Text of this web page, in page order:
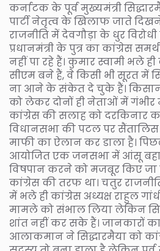
कर्नाटक के पूर्व मुख्यमंत्री
पार्टी नेतृत्व के खिलाफ जाते
राजनीति में देवगौड़ा के धुर विरोधी
प्रधानमंत्री के पुत्र का कांग्रेस
नहीं पा रहे हैं। कुमार स्वामी भले
सीएम बने हैं, वे किसी भी सूरत में
ना आने के संकेत दे चुके हैं।
को लेकर दोनों ही नेताओं में गंभीर
कांग्रेस की सलाह को दरकिनार
विधानसभा की पटल पर
माफी का ऐलान कर डाला है।
आयोजित एक जनसभा में आंसू
विषपान करने को मजबूर किए जा
कांग्रेस की तरफ था। चतुर
में भले ही कांग्रेस अध्यक्ष राहुल
मामले को संभाल लिया लेकिन
शांत नहीं कर सके हैं। जानकारों
आलाकमान ने सिद्धारमैया को